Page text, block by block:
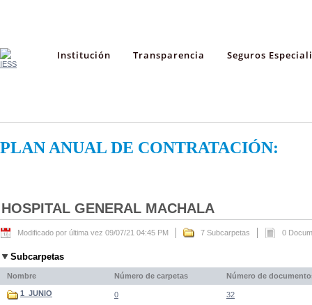
Institución Transparencia Seguros
PLAN ANUAL DE CONTRATACIÓN:
HOSPITAL GENERAL MACHALA
Modificado por última vez 09/07/21 04:45 PM 7 Subcarpetas 0
Subcarpetas
Nombre Número de carpetas Número de
1_JUNIO 0 32